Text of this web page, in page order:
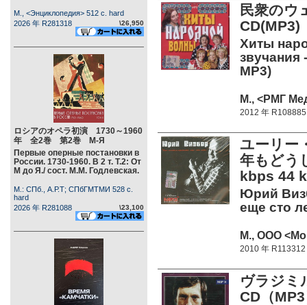
М., <Энциклопедия> 512 c. hard
2026 年 R281318
\26,950
ロシアのオペラ初演 1730～1960
年 全2巻 第2巻 М-Я
Первые оперные постановки в
России. 1730-1960. В 2 т. Т.2: От
М до Я./ сост. М.М. Годлевская.
М.: СПб., А.Р.Т; СПбГМТМИ 528 c.
hard
2026 年 R281088
\23,100
民衆の
Хиты
звучания
MP3)
М., <РМГ
2012 年 R108885
ユーリ
年もど
kbps 44
Юрий
еще сто
М., ООО
2010 年 R113312
ヴラジ
CD（